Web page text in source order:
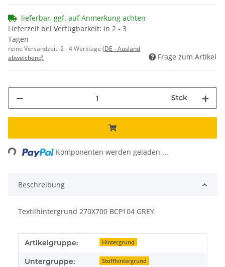
lieferbar, ggf. auf Anmerkung achten
Lieferzeit bei Verfügbarkeit: in 2 - 3
Tagen
reine Versandzeit:2 - 4 Werktage (DE - Ausland
abweichend)
Frage zum Artikel
Stck
Komponenten werden geladen ...
Beschreibung
Textilhintergrund 270X700 BCP104 GREY
Produkteigenschaft
Wert
Artikelgruppe: Hintergrund
Untergruppe: Stoffhintergrund